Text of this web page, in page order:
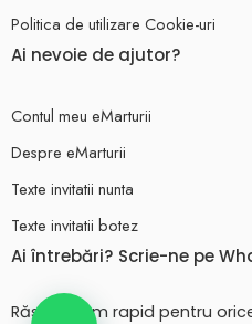
Politica de utilizare Cookie-uri
Ai nevoie de ajutor?
Contul meu eMarturii
Despre eMarturii
Texte invitatii nunta
Texte invitatii botez
Ai întrebări? Scrie-ne pe
Răspundem rapid pentru